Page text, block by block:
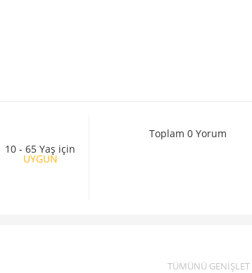
10 - 65 Yaş için
UYGUN
Toplam 0 Yorum
TÜMÜNÜ GENİŞLET